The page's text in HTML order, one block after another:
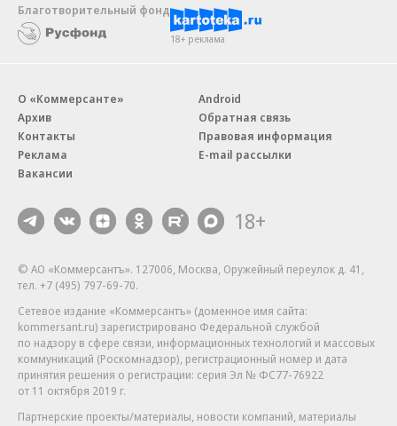
Благотворительный фонд
18+ реклама
О «Коммерсанте»
Архив
Контакты
Реклама
Вакансии
Android
Обратная связь
Правовая информация
E-mail рассылки
18+
© АО «Коммерсантъ». 127006, Москва, Оружейный переулок д. 41,
тел. +7 (495) 797-69-70.
Сетевое издание «Коммерсантъ» (доменное имя сайта:
kommersant.ru) зарегистрировано Федеральной службой
по надзору в сфере связи, информационных технологий и массовых
коммуникаций (Роскомнадзор), регистрационный номер и дата
принятия решения о регистрации: серия Эл № ФС77-76922
от 11 октября 2019 г.
Партнерские проекты/материалы, новости компаний, материалы